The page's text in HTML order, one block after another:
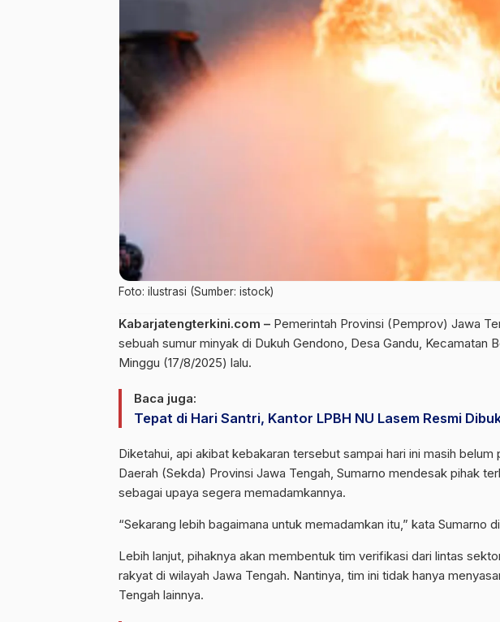
Foto: ilustrasi (Sumber: istock)
Kabarjatengterkini.com – Pemerintah Provinsi (Pemprov) Jawa
sebuah sumur minyak di Dukuh Gendono, Desa Gandu, Kecamatan
Minggu (17/8/2025) lalu.
Baca juga:
Tepat di Hari Santri, Kantor LPBH NU Lasem Resmi
Diketahui, api akibat kebakaran tersebut sampai hari ini masih
Daerah (Sekda) Provinsi Jawa Tengah, Sumarno mendesak pihak
sebagai upaya segera memadamkannya.
“Sekarang lebih bagaimana untuk memadamkan itu,” kata Sumarno
Lebih lanjut, pihaknya akan membentuk tim verifikasi dari lintas
rakyat di wilayah Jawa Tengah. Nantinya, tim ini tidak hanya
Tengah lainnya.